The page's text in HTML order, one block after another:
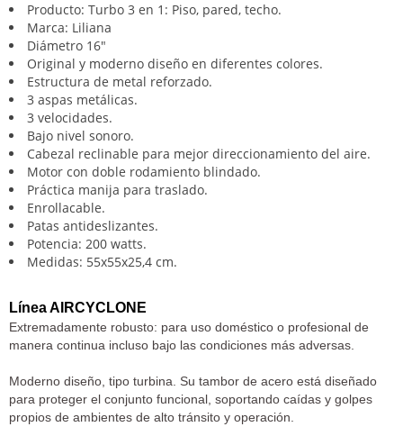
Producto: Turbo 3 en 1: Piso, pared, techo.
Marca: Liliana
Diámetro 16"
Original y moderno diseño en diferentes colores.
Estructura de metal reforzado.
3 aspas metálicas.
3 velocidades.
Bajo nivel sonoro.
Cabezal reclinable para mejor direccionamiento del aire.
Motor con doble rodamiento blindado.
Práctica manija para traslado.
Enrollacable.
Patas antideslizantes.
Potencia: 200 watts.
Medidas: 55x55x25,4 cm.
Línea AIRCYCLONE
Extremadamente robusto: para uso doméstico o profesional de
manera continua incluso bajo las condiciones más adversas.
Moderno diseño, tipo turbina. Su tambor de acero está diseñado
para proteger el conjunto funcional, soportando caídas y golpes
propios de ambientes de alto tránsito y operación.